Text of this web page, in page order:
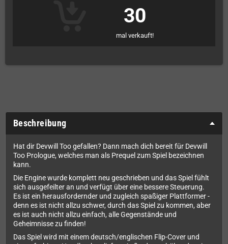
30
mal verkauft!
Beschreibung
Hat dir Devwill Too gefallen? Dann mach dich bereit für Devwill
Too Prologue, welches man als Prequel zum Spiel bezeichnen
kann.
Die Engine wurde komplett neu geschrieben und das Spiel fühlt
sich ausgefeilter an und verfügt über eine bessere Steuerung.
Es ist ein herausfordernder und zugleich spaßiger Plattformer -
denn es ist nicht allzu schwer, durch das Spiel zu kommen, aber
es ist auch nicht allzu einfach, alle Gegenstände und
Geheimnisse zu finden!
Das Spiel wird mit einem deutsch/englischen Flip-Cover und